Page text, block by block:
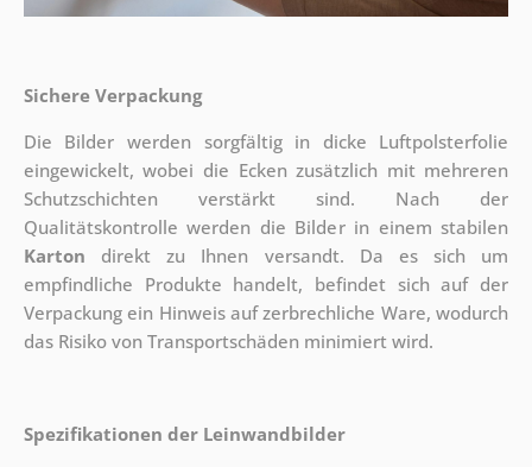
Sichere Verpackung
Die Bilder werden sorgfältig in dicke Luftpolsterfolie
eingewickelt, wobei die Ecken zusätzlich mit mehreren
Schutzschichten verstärkt sind. Nach der
Qualitätskontrolle werden die Bilder in einem stabilen
Karton direkt zu Ihnen versandt. Da es sich um
empfindliche Produkte handelt, befindet sich auf der
Verpackung ein Hinweis auf zerbrechliche Ware, wodurch
das Risiko von Transportschäden minimiert wird.
Spezifikationen der Leinwandbilder